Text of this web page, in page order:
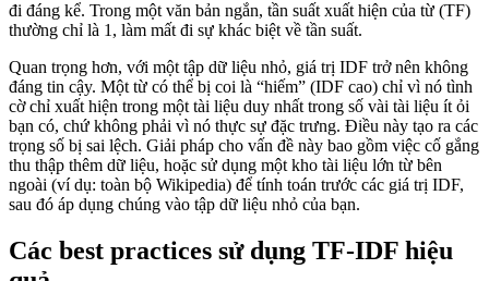
đi đáng kể. Trong một văn bản ngắn, tần suất xuất hiện của từ (TF)
thường chỉ là 1, làm mất đi sự khác biệt về tần suất.
Quan trọng hơn, với một tập dữ liệu nhỏ, giá trị IDF trở nên không
đáng tin cậy. Một từ có thể bị coi là “hiếm” (IDF cao) chỉ vì nó tình
cờ chỉ xuất hiện trong một tài liệu duy nhất trong số vài tài liệu ít ỏi
bạn có, chứ không phải vì nó thực sự đặc trưng. Điều này tạo ra các
trọng số bị sai lệch. Giải pháp cho vấn đề này bao gồm việc cố gắng
thu thập thêm dữ liệu, hoặc sử dụng một kho tài liệu lớn từ bên
ngoài (ví dụ: toàn bộ Wikipedia) để tính toán trước các giá trị IDF,
sau đó áp dụng chúng vào tập dữ liệu nhỏ của bạn.
Các best practices sử dụng TF-IDF hiệu